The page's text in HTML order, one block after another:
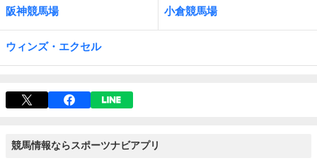
阪神競馬場 小倉競馬場
ウィンズ・エクセル
競馬情報ならスポーツナビアプリ